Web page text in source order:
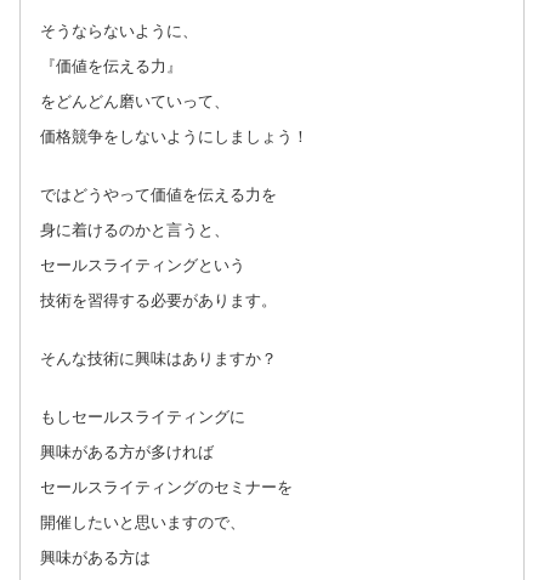
そうならないように、
『価値を伝える力』
をどんどん磨いていって、
価格競争をしないようにしましょう！
ではどうやって価値を伝える力を
身に着けるのかと言うと、
セールスライティングという
技術を習得する必要があります。
そんな技術に興味はありますか？
もしセールスライティングに
興味がある方が多ければ
セールスライティングのセミナーを
開催したいと思いますので、
興味がある方は